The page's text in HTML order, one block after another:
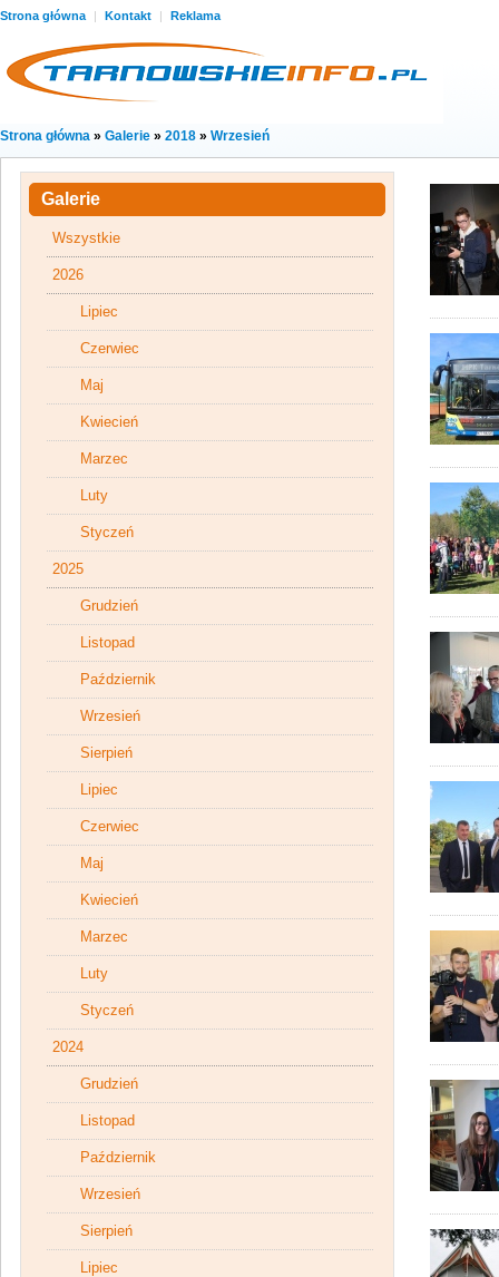
Strona główna | Kontakt | Reklama
Strona główna » Galerie » 2018 » Wrzesień
Galerie
Wszystkie
2026
Lipiec
Czerwiec
Maj
Kwiecień
Marzec
Luty
Styczeń
2025
Grudzień
Listopad
Październik
Wrzesień
Sierpień
Lipiec
Czerwiec
Maj
Kwiecień
Marzec
Luty
Styczeń
2024
Grudzień
Listopad
Październik
Wrzesień
Sierpień
Lipiec